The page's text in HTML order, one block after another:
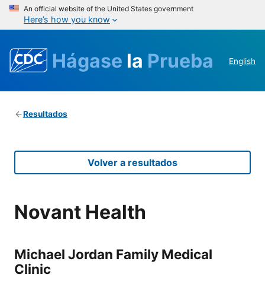
An official website of the United States government
Here’s how you know
Hágase la Prueba English
Resultados
Volver a resultados
Novant Health
Michael Jordan Family Medical
Clinic